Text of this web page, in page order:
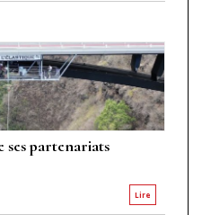
ses partenariats
Lire